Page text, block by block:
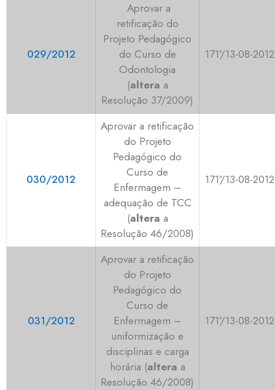
029/2012
Aprovar a
retificação do
Projeto Pedagógico
do Curso de
Odontologia
(altera a
Resolução 37/2009)
171ª/13-08-2012
030/2012
Aprovar a retificação
do Projeto
Pedagógico do
Curso de
Enfermagem –
adequação de TCC
(altera a
Resolução 46/2008)
171ª/13-08-2012
031/2012
Aprovar a retificação
do Projeto
Pedagógico do
Curso de
Enfermagem –
uniformização e
disciplinas e carga
horária (altera a
Resolução 46/2008)
171ª/13-08-2012